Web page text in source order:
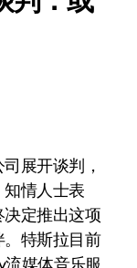
情人士表
定推出这项
特斯拉目前